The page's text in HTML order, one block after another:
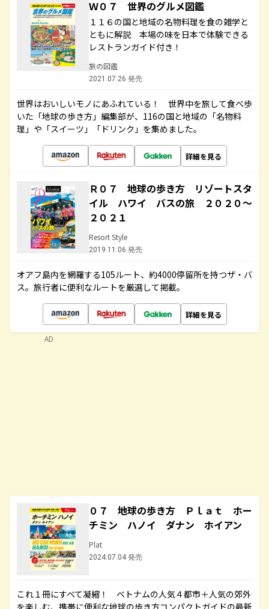
Ｗ０７ 世界のグルメ図鑑
１１６の国と地域の名物料理を食の雑学と
ともに解説 本場の味を日本で体験できる
レストランガイド付き！
旅の図鑑
2021.07.26 発売
世界はおいしいモノにあふれている！ 世界中を旅して食べ歩
いた「地球の歩き方」編集部が、116の国と地域の「名物料
理」や「スイーツ」「ドリンク」を集めました。
詳細を見る
Ｒ０７ 地球の歩き方 リゾートスタ
イル ハワイ バスの旅 ２０２０～
２０２１
Resort Style
2019.11.06 発売
オアフ島内を網羅する105ルート、約4000停留所を持つザ・バ
ス。旅行者に便利なルートを厳選して掲載。
詳細を見る
０７ 地球の歩き方 Ｐｌａｔ ホー
チミン ハノイ ダナン ホイアン
Plat
2024.07.04 発売
これ１冊にすべて凝縮！ ベトナムの人気４都市＋人気の郊外
を楽しむ、携帯に便利な地球の歩き方コンパクトガイドの最新
AD